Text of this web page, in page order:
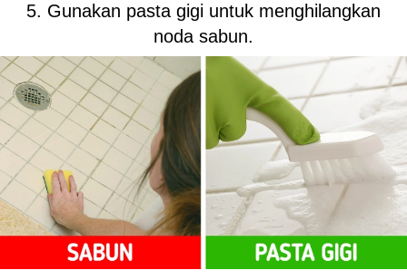
5. Gunakan pasta gigi untuk menghilangkan
noda sabun.